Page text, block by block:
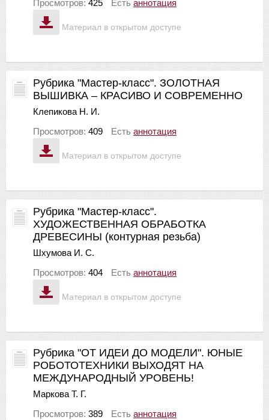
Материал в открытом доступе
Просмотров: 425 Есть аннотация
Материал в открытом доступе
Рубрика "Мастер-класс". ЗОЛОТНАЯ
ВЫШИВКА – КРАСИВО И СОВРЕМЕННО
Клепикова Н. И.
Просмотров: 409 Есть аннотация
Материал в открытом доступе
Рубрика "Мастер-класс".
ХУДОЖЕСТВЕННАЯ ОБРАБОТКА
ДРЕВЕСИНЫ (контурная резьба)
Шхумова И. С.
Просмотров: 404 Есть аннотация
Рубрика "ОТ ИДЕИ ДО МОДЕЛИ". ЮНЫЕ
РОБОТОТЕХНИКИ ВЫХОДЯТ НА
МЕЖДУНАРОДНЫЙ УРОВЕНЬ!
Маркова Т. Г.
Просмотров: 389 Есть аннотация